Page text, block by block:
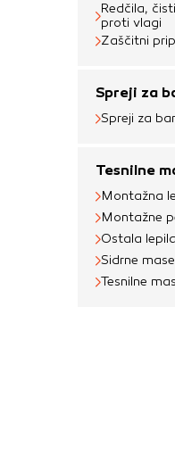
Redčila,
proti vlagi
Zaščitni
Spreji za
Spreji za
Tesnilne
Montažna
Montažne
Ostala lepila
Sidrne mase
Tesnilne